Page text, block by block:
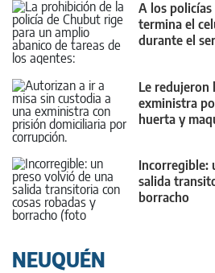
A los policías
termina el
durante el
Le redujeron
exministra
huerta y
Incorregible:
salida
borracho
NEUQUÉN